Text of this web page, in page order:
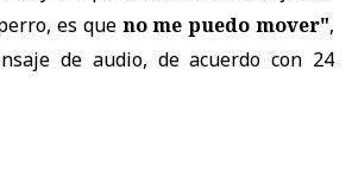
es que no me puedo mover",
de audio, de acuerdo con 24